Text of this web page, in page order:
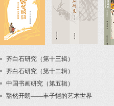
齐白石研究（第十三辑）
齐白石研究（第十二辑）
中国书画研究（第五辑）
豁然开朗——丰子恺的艺术世界